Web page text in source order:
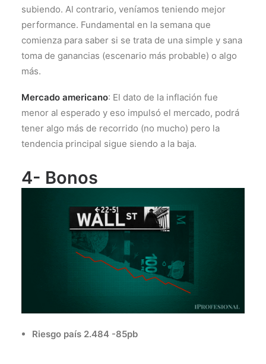
subiendo. Al contrario, veníamos teniendo mejor
performance. Fundamental en la semana que
comienza para saber si se trata de una simple y sana
toma de ganancias (escenario más probable) o algo
más.
Mercado americano: El dato de la inflación fue
menor al esperado y eso impulsó el mercado, podrá
tener algo más de recorrido (no mucho) pero la
tendencia principal sigue siendo a la baja.
4- Bonos
Riesgo país 2.484 -85pb